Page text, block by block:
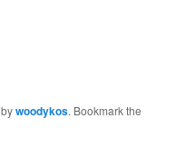
bywoodykos. Bookmark the